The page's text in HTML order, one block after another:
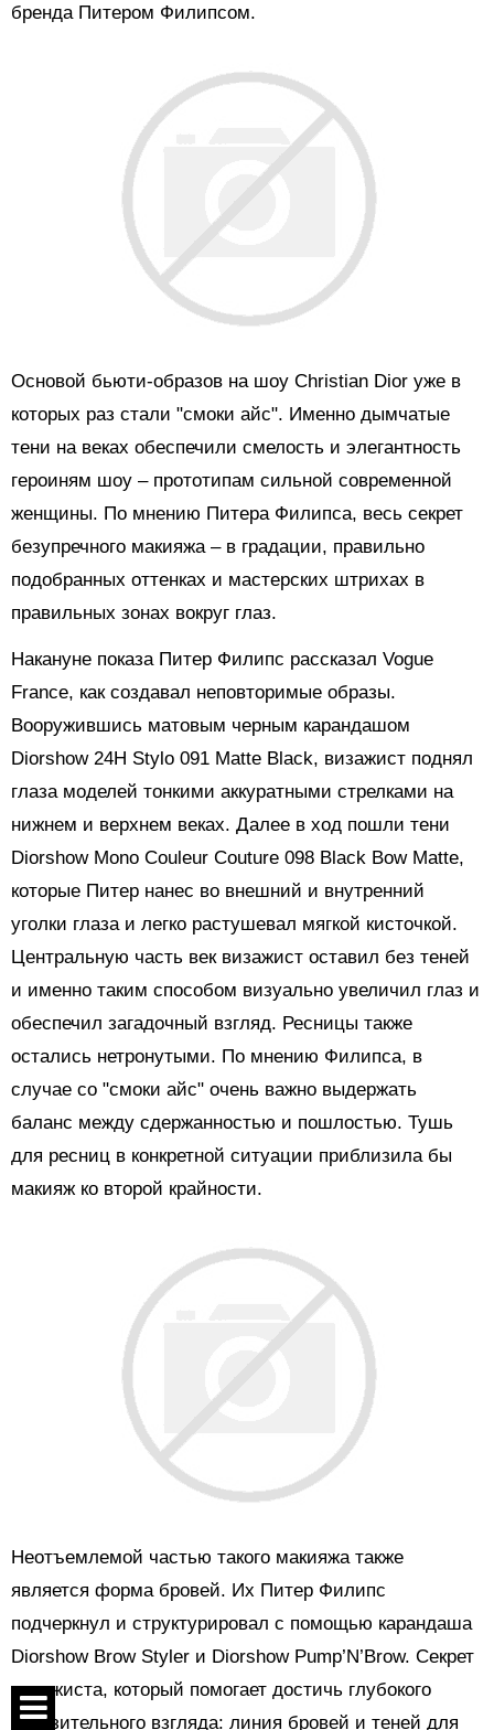
бренда Питером Филипсом.
Основой бьюти-образов на шоу Christian Dior уже в
которых раз стали "смоки айс". Именно дымчатые
тени на веках обеспечили смелость и элегантность
героиням шоу – прототипам сильной современной
женщины. По мнению Питера Филипса, весь секрет
безупречного макияжа – в градации, правильно
подобранных оттенках и мастерских штрихах в
правильных зонах вокруг глаз.
Накануне показа Питер Филипс рассказал Vogue
France, как создавал неповторимые образы.
Вооружившись матовым черным карандашом
Diorshow 24H Stylo 091 Matte Black, визажист поднял
глаза моделей тонкими аккуратными стрелками на
нижнем и верхнем веках. Далее в ход пошли тени
Diorshow Mono Couleur Couture 098 Black Bow Matte,
которые Питер нанес во внешний и внутренний
уголки глаза и легко растушевал мягкой кисточкой.
Центральную часть век визажист оставил без теней
и именно таким способом визуально увеличил глаз и
обеспечил загадочный взгляд. Ресницы также
остались нетронутыми. По мнению Филипса, в
случае со "смоки айс" очень важно выдержать
баланс между сдержанностью и пошлостью. Тушь
для ресниц в конкретной ситуации приблизила бы
макияж ко второй крайности.
Неотъемлемой частью такого макияжа также
является форма бровей. Их Питер Филипс
подчеркнул и структурировал с помощью карандаша
Diorshow Brow Styler и Diorshow Pump’N’Brow. Секрет
визажиста, который помогает достичь глубокого
пронзительного взгляда: линия бровей и теней для